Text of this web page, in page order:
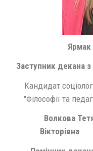
Ярмак
Заступник декана з
Кандидат
"Філософії та
Волкова
Вікторівна